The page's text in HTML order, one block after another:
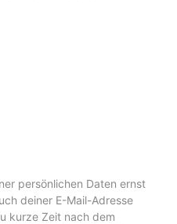
persönlichen Daten ernst
deiner E-Mail-Adresse
kurze Zeit nach dem